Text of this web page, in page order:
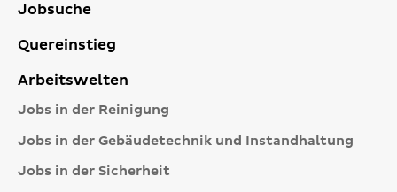
Jobsuche
Quereinstieg
Arbeitswelten
Jobs in der Reinigung
Jobs in der Gebäudetechnik und Instandhaltung
Jobs in der Sicherheit